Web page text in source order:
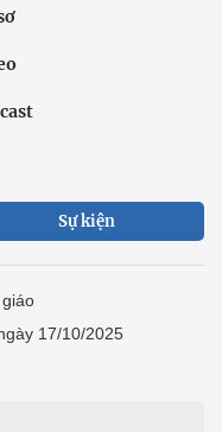
Sự kiện
17/10/2025